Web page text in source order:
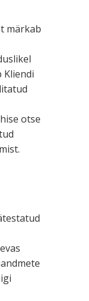
märkab
Kliendi
otse